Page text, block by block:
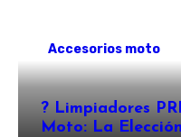
Accesorios moto
?️ Limpiadores
Moto: La